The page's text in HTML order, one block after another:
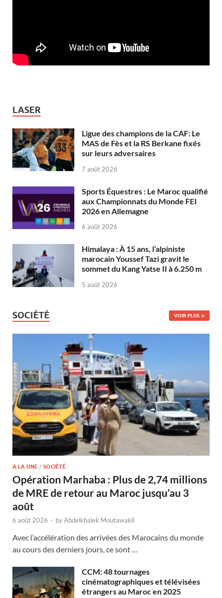
LASER
Ligue des champions de la CAF: Le
MAS de Fès et la RS Berkane fixés
sur leurs adversaires
7 août 2026
Sports Équestres : Le Maroc qualifié
aux Championnats du Monde FEI
2026 en Allemagne
6 août 2026
Himalaya : À 15 ans, l’alpiniste
marocain Youssef Tazi gravit le
sommet du Kang Yatse II à 6.250 m
5 août 2026
SOCIÉTÉ VOIR PLUS
A LA UNE / SOCIÉTÉ
Opération Marhaba : Plus de 2,74 millions
de MRE de retour au Maroc jusqu’au 3
août
6 août 2026 - byAbdelkhalek Moutawakil
Avec l’accélération des arrivées des Marocains du monde
au cours des derniers jours, ce sont …
CCM: 48 tournages
cinématographiques et télévisées
étrangers au Maroc en 2025